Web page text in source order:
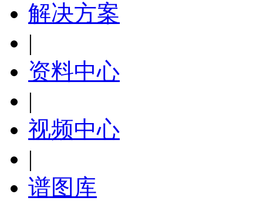
解决方案
|
资料中心
|
视频中心
|
谱图库